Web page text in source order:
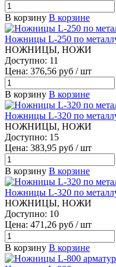
В корзину В корзине
Ножницы L-250 по
НОЖНИЦЫ, НОЖИ
Доступно: 11
Цена: 376,56 руб / шт
В корзину В корзине
Ножницы L-320 по
НОЖНИЦЫ, НОЖИ
Доступно: 15
Цена: 383,95 руб / шт
В корзину В корзине
Ножницы L-320 по
НОЖНИЦЫ, НОЖИ
Доступно: 10
Цена: 471,26 руб / шт
В корзину В корзине